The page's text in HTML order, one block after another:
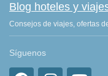
Blog hoteles y
Consejos de viajes, ofertas
Síguenos